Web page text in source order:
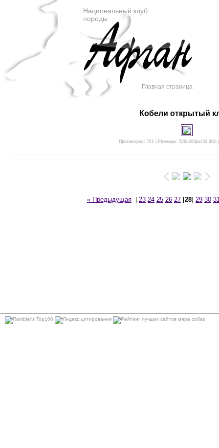
Национальный клуб
породы
Главная страница
Кобели открытый
Просмотров: 741 | Размеры: 526x283px/30.9Kb
« Предыдущая 23 24 25 26 27 [28] 29 30